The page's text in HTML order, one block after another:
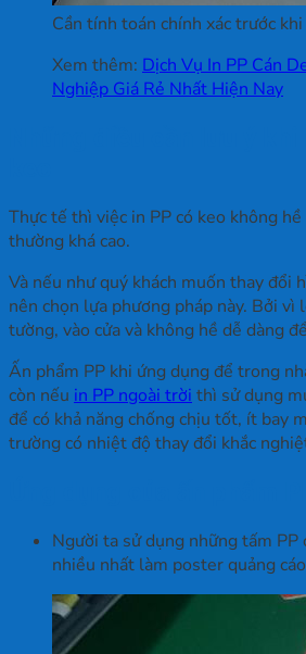
Cần tính toán chính xác trước
Xem thêm: Dịch Vụ In PP Cán
Nghiệp Giá Rẻ Nhất Hiện Nay
Thực tế thì việc in PP có keo không
thường khá cao.
Và nếu như quý khách muốn thay đổi
nên chọn lựa phương pháp này. Bởi vì
tường, vào cửa và không hề dễ dàng
Ấn phẩm PP khi ứng dụng để trong
còn nếu in PP ngoài trời thì sử dụng
để có khả năng chống chịu tốt, ít bay
trường có nhiệt độ thay đổi khắc
Người ta sử dụng những tấm PP
nhiều nhất làm poster quảng cáo